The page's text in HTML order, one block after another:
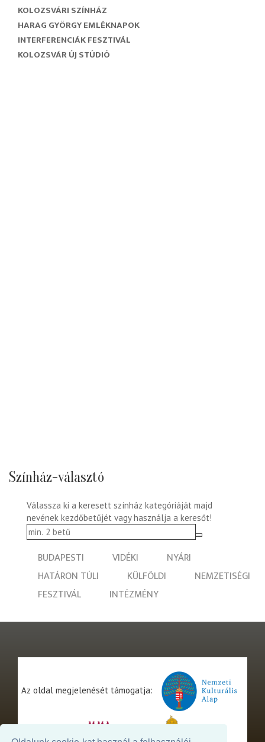
KOLOZSVÁRI SZÍNHÁZ
HARAG GYÖRGY EMLÉKNAPOK
INTERFERENCIÁK FESZTIVÁL
KOLOZSVÁR ÚJ STÚDIÓ
Színház-választó
Válassza ki a keresett színház kategóriáját majd
nevének kezdőbetűjét vagy használja a keresőt!
BUDAPESTI VIDÉKI
NYÁRI
HATÁRON TÚLI
KÜLFÖLDI
NEMZETISÉGI
FESZTIVÁL
INTÉZMÉNY
Az oldal megjelenését támogatja: